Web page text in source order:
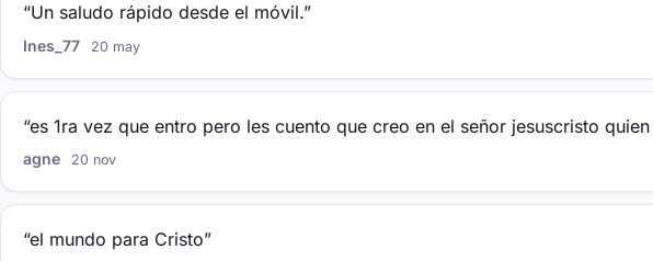
“Un saludo rápido desde el móvil.”
Ines_77 20 may
“es 1ra vez que entro pero les cuento que creo en el señor jesuscristo
agne 20 nov
“el mundo para Cristo”